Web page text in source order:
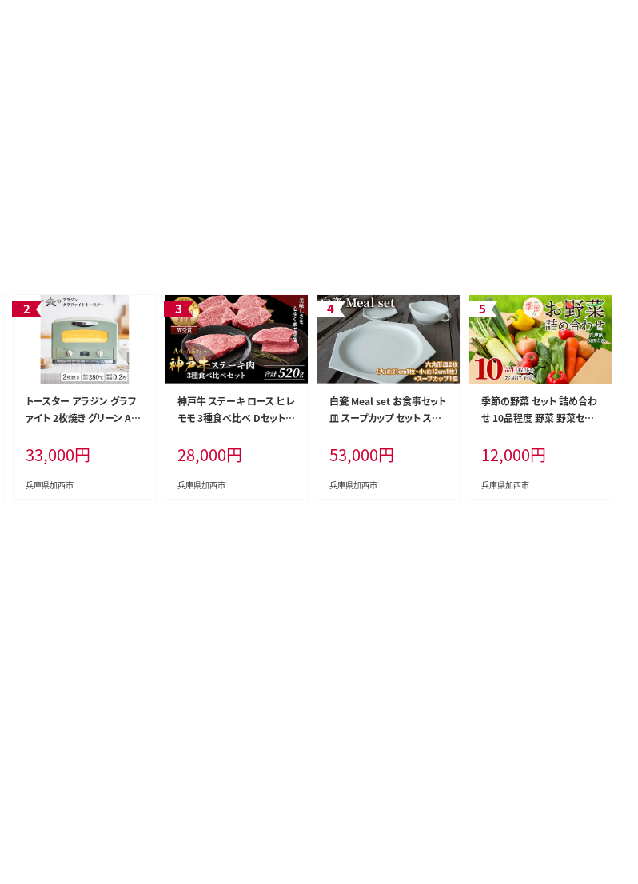
トースター アラジン グラフ
ァイト 2枚焼き グリーン AET
インテリア キッチン 家電 兵
庫 加西市 朝食 食パン グラ
ファイトヒーター 速暖 パン
33,000円
兵庫県加西市
神戸牛 ステーキ ロース ヒレ
モモ 3種食べ比べ Dセット
牛肉 和牛 お肉 ステーキ肉
焼肉 焼き肉 黒毛和牛 福袋
冷凍
28,000円
兵庫県加西市
白瓷 Meal set お食事セット
皿 スープカップ セット スー
対応 陶芸 陶器 食器 カップ
53,000円
兵庫県加西市
季節の野菜 セット 詰め合わ
せ 10品程度 野菜 野菜セッ
野菜詰め合わせセット 新鮮
野菜 新鮮野菜詰め合わせ
新鮮 旬
12,000円
兵庫県加西市